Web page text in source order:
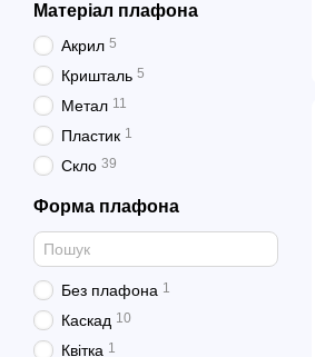
Матеріал плафона
Акрил 5
Кришталь 5
Метал 11
Пластик 1
Скло 39
Форма плафона
Без плафона 1
Каскад 10
Квітка 1